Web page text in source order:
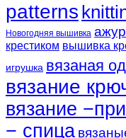
patterns
Новогодняя вышивка ажур
крестиком вышивка
игрушка вязаная
вязание
вязание
− спица